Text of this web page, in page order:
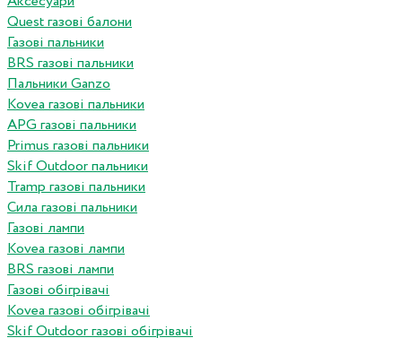
Quest газові балони
Газові пальники
BRS газові пальники
Пальники Ganzo
Kovea газові пальники
APG газові пальники
Primus газові пальники
Skif Outdoor пальники
Tramp газові пальники
Сила газові пальники
Газові лампи
Kovea газові лампи
BRS газові лампи
Газові обігрівачі
Kovea газові обігрівачі
Skif Outdoor газові обігрівачі